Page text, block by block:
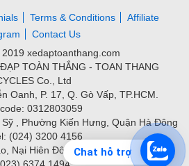
Chat hỗ trợ
Terms & Conditions
Affiliate
Contact Us
xedaptoanthang.com
TOÀN THẮNG - TOAN THANG
Co., Ltd
Oanh, P. 17, Q. Gò Vấp, TP.HCM.
0312803059
, Phường Kiến Hưng, Quận Hà Đông
(024) 3200 4156
Nại Hiên Đông, Quận Sơn Trà - Tel:
6374.1494